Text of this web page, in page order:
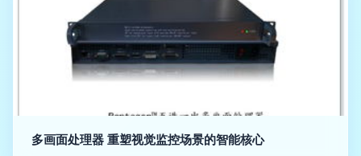
多画面处理器 重塑视觉监控场景的智能核心